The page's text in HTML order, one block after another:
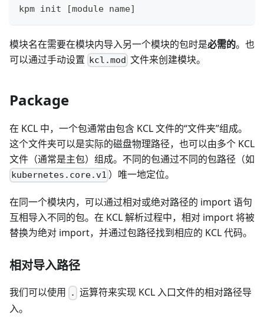
kpm init [module name]
模块名在需要在模块内导入另一个模块的包时是必需的。也
可以通过手动设置 kcl.mod 文件来创建模块。
Package
在 KCL 中，一个包通常由包含 KCL 文件的“文件夹”组成。
这个文件夹可以是实际的磁盘物理路径，也可以由多个 KCL
文件（通常是主包）组成。不同的包通过不同的包路径（如
kubernetes.core.v1 ）唯一地定位。
在同一个模块内，可以通过相对或绝对路径的 import 语句
互相导入不同的包。在 KCL 解析过程中，相对 import 将被
替换为绝对 import，并通过包路径找到相应的 KCL 代码。
相对导入路径
我们可以使用 . 运算符来实现 KCL 入口文件的相对路径导
入。